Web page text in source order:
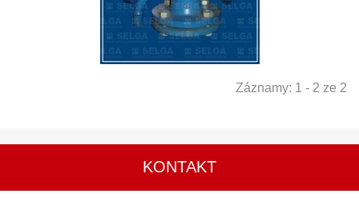
Záznamy: 1 - 2 ze 2
KONTAKT